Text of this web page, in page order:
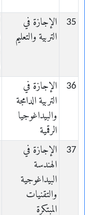
35
الإجازة في
التربية والتعليم
36
الإجازة في
التربية الدامجة
والبيداغوجيا
الرقمية
37
الإجازة في
الهندسة
البيداغوجية
والتقنيات
المبتكرة